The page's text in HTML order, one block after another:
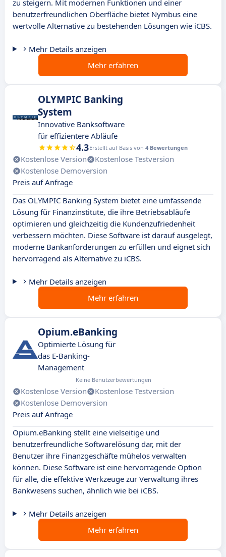
zu steigern. Mit modernen Funktionen und einer
benutzerfreundlichen Oberfläche bietet Nymbus eine
wertvolle Alternative zu bestehenden Lösungen wie iCBS.
Mehr Details anzeigen
Mehr erfahren
OLYMPIC Banking
System
Innovative Banksoftware
für effizientere Abläufe
4.3Erstellt auf Basis von 4 Bewertungen
Kostenlose Version
Kostenlose Testversion
Kostenlose Demoversion
Preis auf Anfrage
Das OLYMPIC Banking System bietet eine umfassende
Lösung für Finanzinstitute, die ihre Betriebsabläufe
optimieren und gleichzeitig die Kundenzufriedenheit
verbessern möchten. Diese Software ist darauf ausgelegt,
moderne Bankanforderungen zu erfüllen und eignet sich
hervorragend als Alternative zu iCBS.
Mehr Details anzeigen
Mehr erfahren
Opium.eBanking
Optimierte Lösung für
das E-Banking-
Management
Keine Benutzerbewertungen
Kostenlose Version
Kostenlose Testversion
Kostenlose Demoversion
Preis auf Anfrage
Opium.eBanking stellt eine vielseitige und
benutzerfreundliche Softwarelösung dar, mit der
Benutzer ihre Finanzgeschäfte mühelos verwalten
können. Diese Software ist eine hervorragende Option
für alle, die effektive Werkzeuge zur Verwaltung ihres
Bankwesens suchen, ähnlich wie bei iCBS.
Mehr Details anzeigen
Mehr erfahren